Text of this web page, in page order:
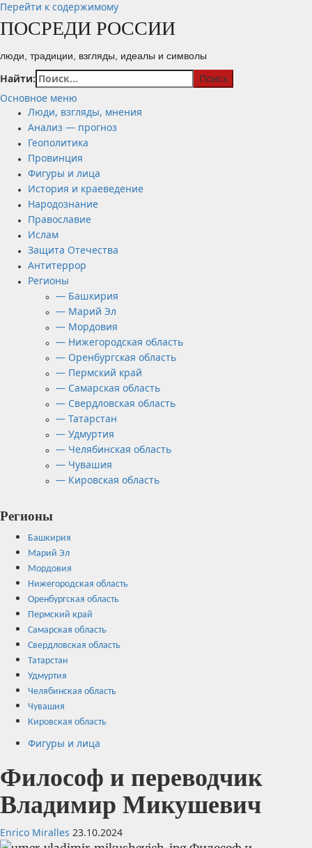
Перейти к содержимому
ПОСРЕДИ РОССИИ
люди, традиции, взгляды, идеалы и символы
Найти:
Основное меню
Люди, взгляды, мнения
Анализ — прогноз
Геополитика
Провинция
Фигуры и лица
История и краеведение
Народознание
Православие
Ислам
Защита Отечества
Антитеррор
Регионы
— Башкирия
— Марий Эл
— Мордовия
— Нижегородская область
— Оренбургская область
— Пермский край
— Самарская область
— Свердловская область
— Татарстан
— Удмуртия
— Челябинская область
— Чувашия
— Кировская область
Регионы
Башкирия
Марий Эл
Мордовия
Нижегородская область
Оренбургская область
Пермский край
Самарская область
Свердловская область
Татарстан
Удмуртия
Челябинская область
Чувашия
Кировская область
Фигуры и лица
Философ и переводчик
Владимир Микушевич
Enrico Miralles 23.10.2024